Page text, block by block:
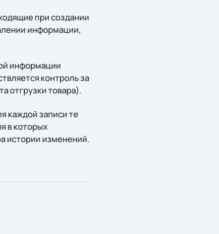
при создании
информации,
информации
контроль за
отгрузки товара).
каждой записи те
в которых
истории изменений.